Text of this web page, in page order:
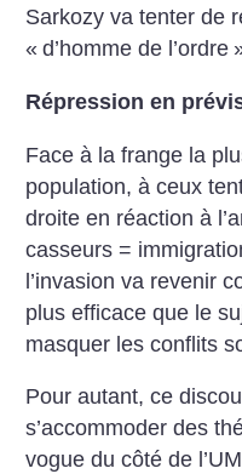
Sarkozy va tenter de
« d’homme de l’ordre
Répression en
Face à la frange la
population, à ceux
droite en réaction à
casseurs =
l’invasion va revenir
plus efficace que le
masquer les conflits
Pour autant, ce
s’accommoder des
vogue du côté de